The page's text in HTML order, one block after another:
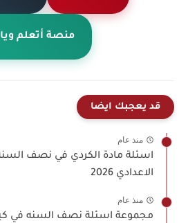
منصة أتعلم
قد يعجبك ايضا
منذ عام
اسئلة مادة الكردي في نصف
الاعدادي 2026
منذ عام
مجموعة اسئلة نصف السنه في